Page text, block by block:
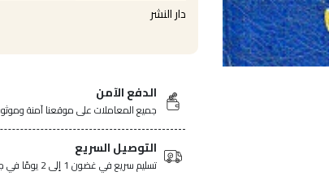
دار النشر
الدفع الآمن
جميع المعاملات على موقعنا آمنة
التوصيل السريع
تسليم سريع في غضون 1 إلى 2 يومًا في جميع أنحاء تونس.